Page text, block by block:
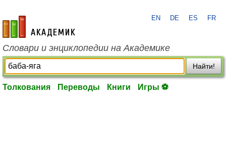
academic.ru
EN DE ES FR
Словари и энциклопедии на Академике
Найти!
Толкования Переводы Книги Игры ⚽